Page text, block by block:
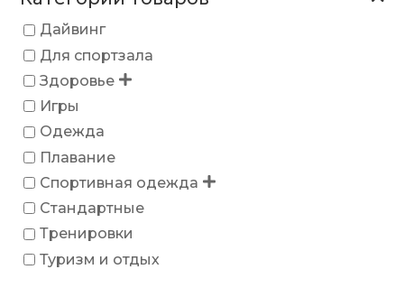
Дайвинг
Для спортзала
Здоровье
Игры
Одежда
Плавание
Спортивная одежда
Стандартные
Тренировки
Туризм и отдых